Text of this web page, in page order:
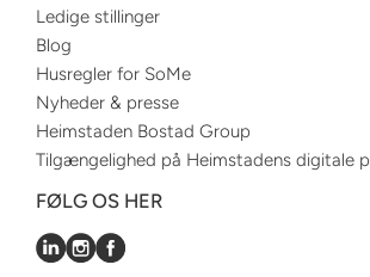
Ledige stillinger
Blog
Husregler for SoMe
Nyheder & presse
Heimstaden Bostad Group
Tilgængelighed på Heimstadens digitale
FØLG OS HER